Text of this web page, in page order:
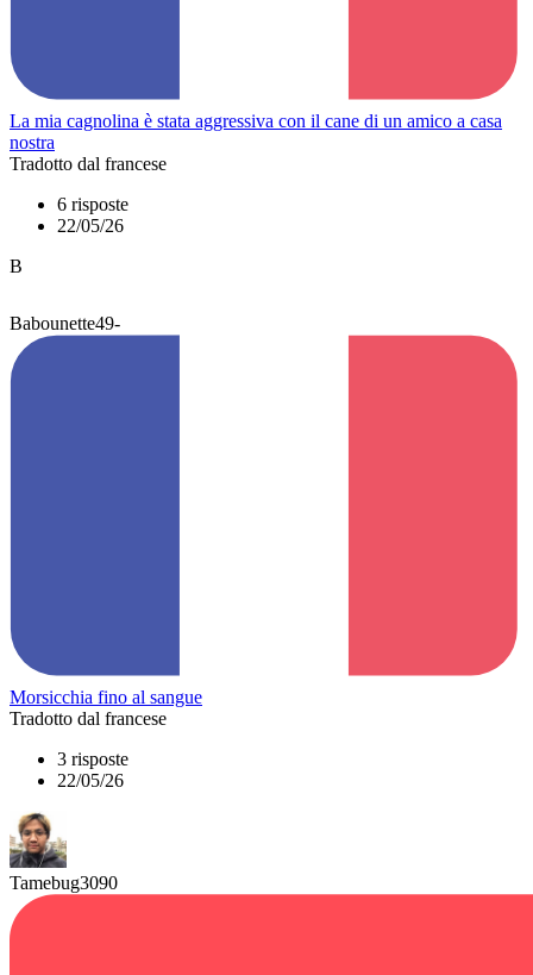
La mia cagnolina è stata aggressiva con il cane di un amico a casa
nostra
Tradotto dal francese
6 risposte
22/05/26
B
Babounette49-
Morsicchia fino al sangue
Tradotto dal francese
3 risposte
22/05/26
Tamebug3090